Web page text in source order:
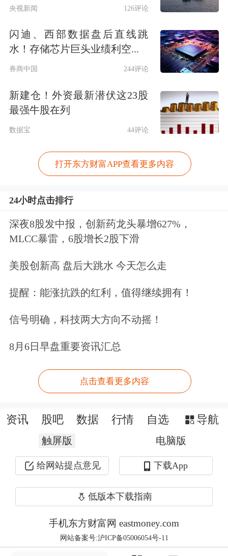
日表示，以色列已做好准备，以应对很
快需恢复对伊朗军事行动的可能性。
卡茨当天在一个战争纪念仪式上
说：“我们的任务还未结束，我们必须
完成此次战役的目标，以确保伊朗未来
几代都不会再对以色列的生存构成威
他表示，以色列“可能很快需要再次采
乌克兰首都基辅遭空袭，死亡人数增至
12人
据新华社报道，乌克兰国家紧急情况局
14日在社交媒体发布消息称，俄罗斯当
天对乌克兰首都基辅发动大规模空袭，
在建筑废墟中开展搜救。
基辅市长克利奇科说，俄军当天早上使
袭。据乌医疗部门消息，俄方袭击已造
成12人死亡、57人受伤，其中27人入院
治疗。
乌克兰总统泽连斯基在社交媒体发文
说，乌方正在详细调查俄方此次袭击使
用何种武器。初步信息显示，基辅一栋
央视新闻 126评论
闪迪、西部数据盘后直线跳
水！存储芯片巨头业绩利空...
券商中国 244评论
新建仓！外资最新潜伏这23股
最强牛股在列
数据宝 44评论
打开东方财富APP查看更多内容
24小时点击排行
深夜8股发中报，创新药龙头暴增627%，
MLCC暴雷，6股增长2股下滑
美股创新高 盘后大跳水 今天怎么走
提醒：能涨抗跌的红利，值得继续拥有！
信号明确，科技两大方向不动摇！
8月6日早盘重要资讯汇总
点击查看更多内容
资讯 股吧 数据 行情 自选 导航
触屏版 电脑版
给网站提点意见 下载App
低版本下载指南
手机东方财富网 eastmoney.com
网站备案号:沪ICP备05006054号-11